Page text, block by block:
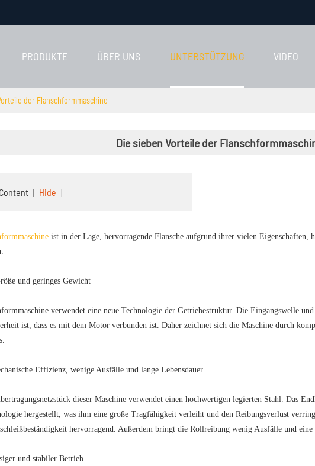
PRODUKTE ÜBER UNS UNTERSTÜTZUNG VIDEO
der Flanschformmaschine
Die sieben Vorteile der
[ Hide ]
ist in der Lage, hervorragende Flansche aufgrund ihrer vielen Eigenschaften,
und geringes Gewicht
verwendet eine neue Technologie der Getriebestruktur. Die Eingangswelle
ist, dass es mit dem Motor verbunden ist. Daher zeichnet sich die Maschine durch
Effizienz, wenige Ausfälle und lange Lebensdauer.
dieser Maschine verwendet einen hochwertigen legierten Stahl. Das
hergestellt, was ihm eine große Tragfähigkeit verleiht und den Reibungsverlust
hervorragend. Außerdem bringt die Rollreibung wenig Ausfälle und eine
und stabiler Betrieb.